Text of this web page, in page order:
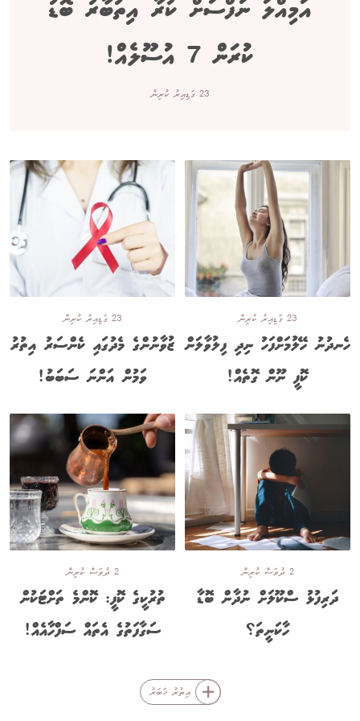
އަމިއްލަ ނަފްސަށް ކުރާ އިތުބާރު ބޮޑު
ކުރަން 7 އުސޫލެއް!
23 ގަޑިއިރު ކުރިން
23 ގަޑިއިރު ކުރިން
ހެނދުނު ހޭލުމަށްފަހު ނިދި ފިލުވާލަން
ކޮފީ ނޫން ގޮތެއް!
23 ގަޑިއިރު ކުރިން
ޒުވާނުންގެ މެދުގައި ކެންސަރު އިތުރު
ވަމުން އަންނަ ސަބަބު!
2 ދުވަސް ކުރިން
ދަރިފުޅު ސްކޫލަށް ނުދާން ބޮޑާ
ހާކަނީތަ؟
2 ދުވަސް ކުރިން
ތުރުކީގެ ކޮފީ: ކޮންމެ ތަށްޓަކުން
ސަގާފަތުގެ އެތައް ސަފްހާއެއް!
އިތުރު ޚަބަރު